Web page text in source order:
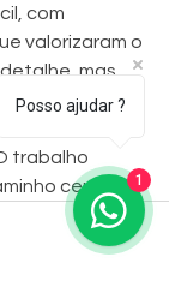
com
valorizaram o
mas
os meninos.
e honrar a
trabalho
certo.”
Posso ajudar ?
1